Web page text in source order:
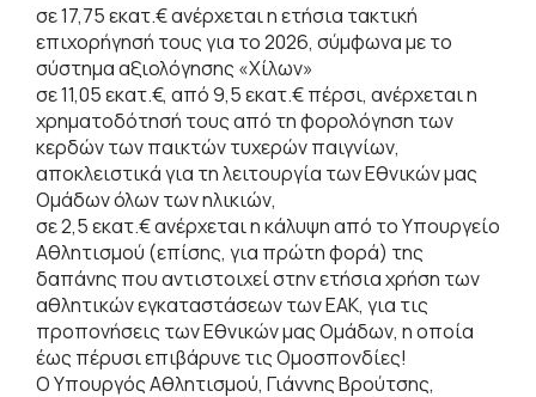
σε 17,75 εκατ.€ ανέρχεται η ετήσια τακτική
επιχορήγησή τους για το 2026, σύμφωνα με το
σύστημα αξιολόγησης «Χίλων»
σε 11,05 εκατ.€, από 9,5 εκατ.€ πέρσι, ανέρχεται η
χρηματοδότησή τους από τη φορολόγηση των
κερδών των παικτών τυχερών παιγνίων,
αποκλειστικά για τη λειτουργία των Εθνικών μας
Ομάδων όλων των ηλικιών,
σε 2,5 εκατ.€ ανέρχεται η κάλυψη από το Υπουργείο
Αθλητισμού (επίσης, για πρώτη φορά) της
δαπάνης που αντιστοιχεί στην ετήσια χρήση των
αθλητικών εγκαταστάσεων των ΕΑΚ, για τις
προπονήσεις των Εθνικών μας Ομάδων, η οποία
έως πέρυσι επιβάρυνε τις Ομοσπονδίες!
Ο Υπουργός Αθλητισμού, Γιάννης Βρούτσης,